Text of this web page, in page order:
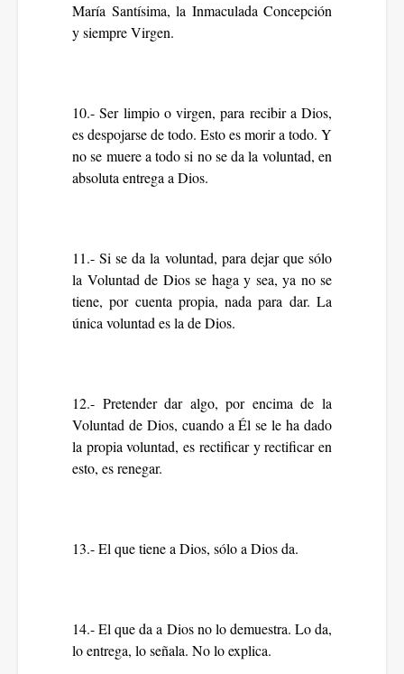
María Santísima, la Inmaculada Concepción
y siempre Virgen.
10.- Ser limpio o virgen, para recibir a Dios,
es despojarse de todo. Esto es morir a todo. Y
no se muere a todo si no se da la voluntad, en
absoluta entrega a Dios.
11.- Si se da la voluntad, para dejar que sólo
la Voluntad de Dios se haga y sea, ya no se
tiene, por cuenta propia, nada para dar. La
única voluntad es la de Dios.
12.- Pretender dar algo, por encima de la
Voluntad de Dios, cuando a Él se le ha dado
la propia voluntad, es rectificar y rectificar en
esto, es renegar.
13.- El que tiene a Dios, sólo a Dios da.
14.- El que da a Dios no lo demuestra. Lo da,
lo entrega, lo señala. No lo explica.